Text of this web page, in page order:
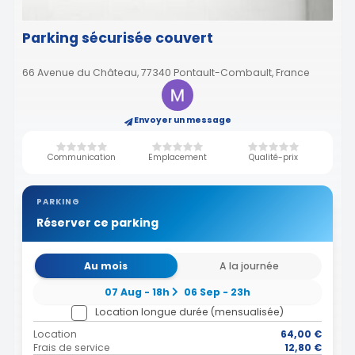
Parking sécurisée couvert
66 Avenue du Château, 77340 Pontault-Combault, France
Envoyer un message
Communication Emplacement Qualité-prix
PARKING
Réserver ce parking
Au mois
A la journée
07 Aug - 18h
06 Sep - 23h
Location longue durée (mensualisée)
Location
64,00 €
Frais de service
12,80 €